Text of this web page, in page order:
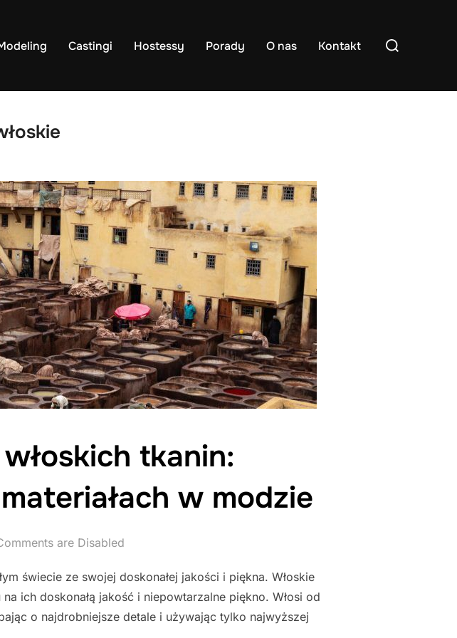
Castingi Hostessy Porady O nas Kontakt
Search
tkanin:
w modzie
are Disabled
świecie ze swojej doskonałej jakości i piękna. Włoskie
ich doskonałą jakość i niepowtarzalne piękno. Włosi od
o najdrobniejsze detale i używając tylko najwyższej